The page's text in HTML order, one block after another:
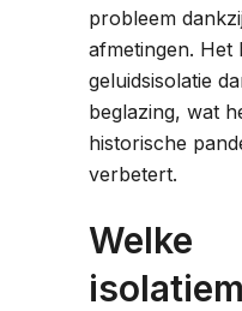
probleem
afmetingen. Het
geluidsisolatie
beglazing, wat
historische
verbetert.
Welke